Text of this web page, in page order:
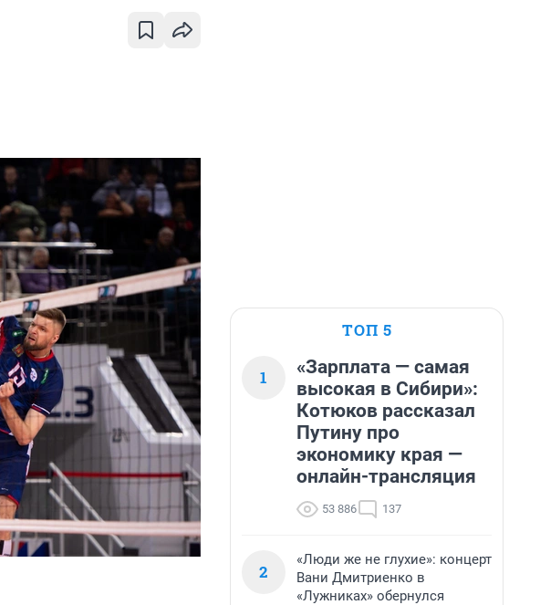
ТОП 5
1
«Зарплата — самая
высокая в Сибири»:
Котюков рассказал
Путину про
экономику края —
онлайн-трансляция
53 886 137
2
«Люди же не глухие»: концерт
Вани Дмитриенко в
«Лужниках» обернулся